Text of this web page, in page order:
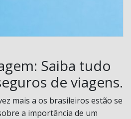
Saiba tudo
de viagens.
mais a os brasileiros estão se
a importância de um